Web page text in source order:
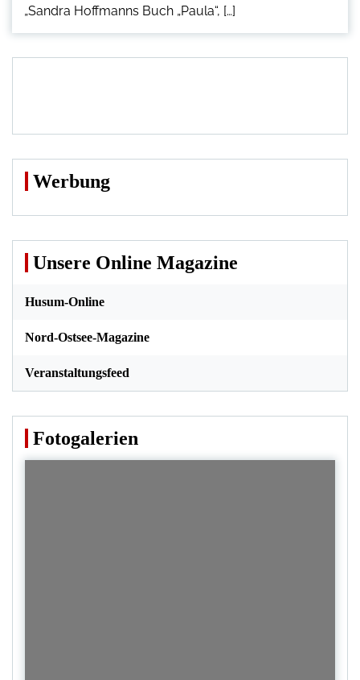
„Sandra Hoffmanns Buch „Paula“, […]
Werbung
Unsere Online Magazine
Husum-Online
Nord-Ostsee-Magazine
Veranstaltungsfeed
Fotogalerien